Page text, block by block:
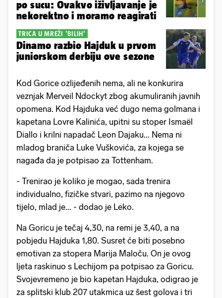
po sucu: Ovakvo iživljavanje je
nekorektno i moramo reagirati
TRICA U MREŽI 'BILIH'
Dinamo razbio Hajduk u prvom
juniorskom derbiju ove sezone
Kod Gorice ozlijeđenih nema, ali ne konkurira
veznjak Merveil Ndockyt zbog akumuliranih javnih
opomena. Kod Hajduka već dugo nema golmana i
kapetana Lovre Kalinića, upitni su stoper Ismaël
Diallo i krilni napadač Leon Dajaku... Nema ni
mladog braniča Luke Vuškovića, za kojega se
nagađa da je potpisao za Tottenham.
- Trenirao je koliko je mogao, sada trenira
individualno, fizičke stvari, pazimo na njegovo
tijelo, mlad je... - dodao je Leko.
Na Goricu je tečaj 4,30, na remi je 3,40, a na
pobjedu Hajduka 1,80. Susret će biti posebno
emotivan za stopera Marija Maloču. On je ovog
ljeta raskinuo s Lechijom pa potpisao za Goricu.
Svojevremeno je bio kapetan Hajduka, odigrao je
za splitski klub 207 utakmica uz šest golova i tri